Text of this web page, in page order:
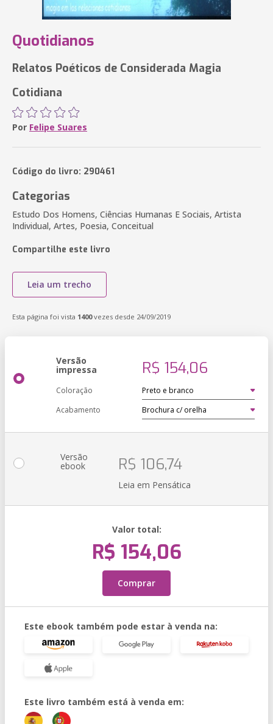
Quotidianos
Relatos Poéticos de Considerada Magia
Cotidiana
Por Felipe Suares
Código do livro: 290461
Categorias
Estudo Dos Homens, Ciências Humanas E Sociais, Artista
Individual, Artes, Poesia, Conceitual
Compartilhe este livro
Leia um trecho
Esta página foi vista 1400vezes desde 24/09/2019
Versão
impressa R$ 154,06
Coloração
Acabamento
Versão
ebook R$ 106,74
Leia em Pensática
Valor total:
R$ 154,06
Comprar
Este ebook também pode estar à venda na:
Este livro também está à venda em: